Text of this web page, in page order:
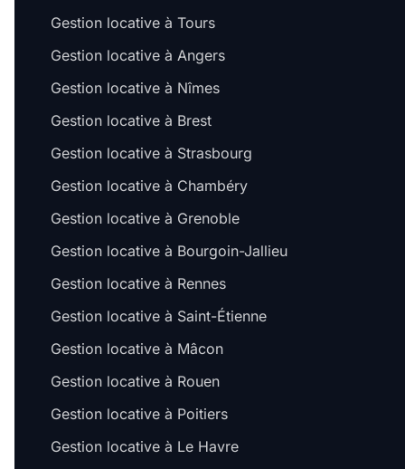
Gestion locative à Tours
Gestion locative à Angers
Gestion locative à Nîmes
Gestion locative à Brest
Gestion locative à Strasbourg
Gestion locative à Chambéry
Gestion locative à Grenoble
Gestion locative à Bourgoin-Jallieu
Gestion locative à Rennes
Gestion locative à Saint-Étienne
Gestion locative à Mâcon
Gestion locative à Rouen
Gestion locative à Poitiers
Gestion locative à Le Havre